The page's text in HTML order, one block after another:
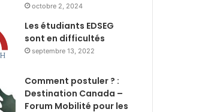
octobre 2, 2024
Les étudiants EDSEG
sont en difficultés
septembre 13, 2022
Comment postuler ? :
Destination Canada –
Forum Mobilité pour les